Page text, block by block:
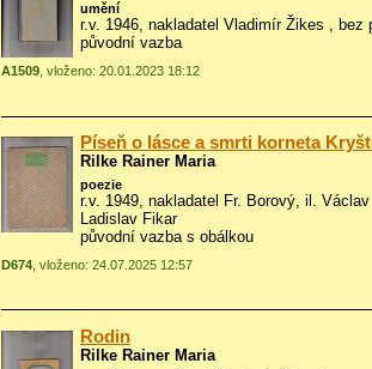
umění
r.v. 1946, nakladatel Vladimír Žikes , bez
původní vazba
A1509, vloženo: 20.01.2023 18:12
Píseň o lásce a smrti korneta
Rilke Rainer Maria
poezie
r.v. 1949, nakladatel Fr. Borový, il.
Ladislav Fikar
původní vazba s obálkou
D674 , vloženo: 24.07.2025 12:57
Rodin
Rilke Rainer Maria